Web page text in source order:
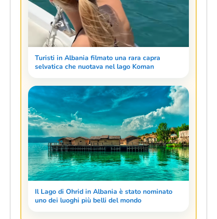
Turisti in Albania filmato una rara capra
selvatica che nuotava nel lago Koman
Il Lago di Ohrid in Albania è stato nominato
uno dei luoghi più belli del mondo